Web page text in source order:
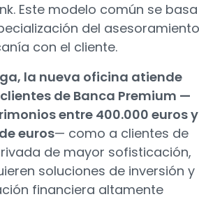
Este modelo común se basa
del asesoramiento
con el cliente.
la nueva oficina atiende
de Banca Premium —
entre 400.000 euros y
euros— como a clientes de
de mayor sofisticación,
soluciones de inversión y
financiera altamente